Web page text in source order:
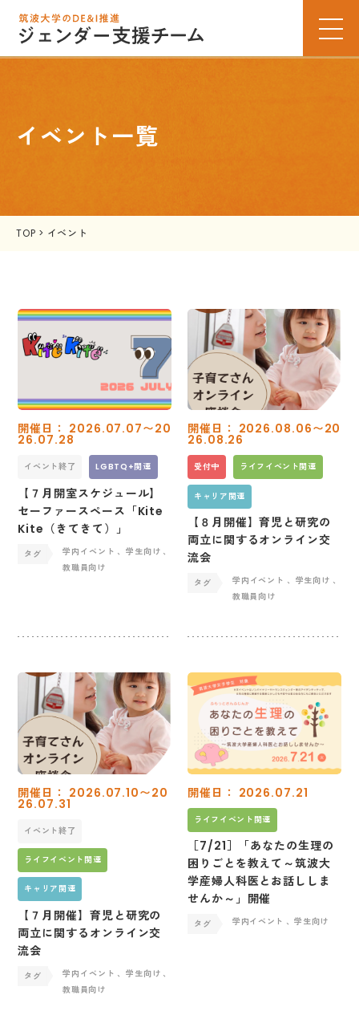
イベント一覧
TOP > イベント
開催日： 2026.07.07〜20
26.07.28
イベント終了 LGBTQ+関連
【７月開室スケジュール】
セーファースペース「Kite
Kite（きてきて）」
学内イベント 、学生向け 、
教職員向け
開催日： 2026.08.06〜20
26.08.26
受付中 ライフイベント関連
キャリア関連
【８月開催】育児と研究の
両立に関するオンライン交
流会
学内イベント 、学生向け 、
教職員向け
開催日： 2026.07.10〜20
26.07.31
イベント終了
ライフイベント関連
キャリア関連
【７月開催】育児と研究の
両立に関するオンライン交
流会
学内イベント 、学生向け 、
教職員向け
開催日： 2026.07.21
ライフイベント関連
［7/21］「あなたの生理の
困りごとを教えて～筑波大
学産婦人科医とお話ししま
せんか～」開催
学内イベント 、学生向け